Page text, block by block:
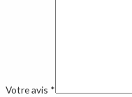
Votre avis *